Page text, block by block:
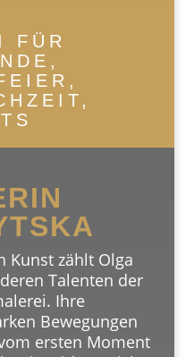
FÜR
Kunst zählt Olga
Talenten der
Ihre
Bewegungen
ersten Moment